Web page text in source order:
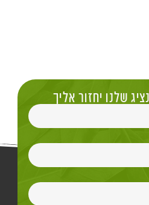
שלנו יחזור אליך